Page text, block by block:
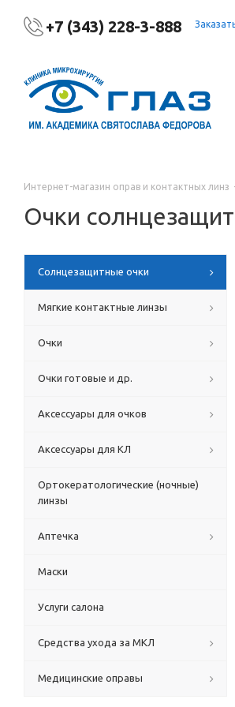
+7 (343) 228-3-888
Интернет-магазин оправ и контактных линз
Очки
Солнцезащитные очки
Мягкие контактные линзы
Очки
Очки готовые и др.
Аксессуары для очков
Аксессуары для КЛ
Ортокератологические (ночные)
линзы
Аптечка
Маски
Услуги салона
Средства ухода за МКЛ
Медицинские оправы